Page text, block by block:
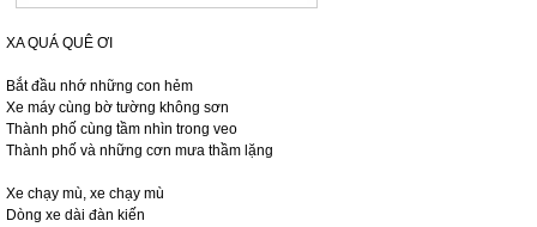
XA QUÁ QUÊ ƠI
Bắt đầu nhớ những con hẻm
Xe máy cùng bờ tường không sơn
Thành phố cùng tầm nhìn trong veo
Thành phố và những cơn mưa thầm lặng
Xe chạy mù, xe chạy mù
Dòng xe dài đàn kiến